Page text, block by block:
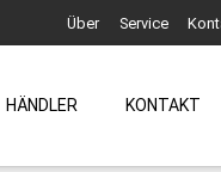
Über Service
HÄNDLER KONTAKT